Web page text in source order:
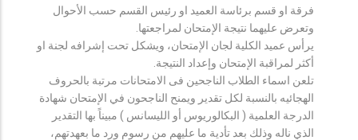
فرقة او قسم برئاسة العميد او رئيس القسم حسب الأحوال
وتعرض عليهما نتيجة الإمتحان لمراجعتها.
يرأس عميد الكلية لجان الإمتحان، ويشكل تحت إشرافه لجنة او
أكثر لمراقبة الإمتحان وإعداد النتيجة.
تلعن اسماء الطلاب الناجحين فى الامتحانات مرتبة بالحروف
الهجائيه بالنسبة لكل تقدير ويمنح الناجحون في الإمتحان شهادة
الدرجة العلمية ( البكالوريوس أو الليسانس ) مبيناً بها التقدير
الذي ناله وذلك بعد تأدية ما عليهم من رسوم ورد ما بعهدتهم،